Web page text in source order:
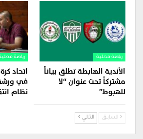
رياضة محلية
الأندية الهابطة تطلق بياناً
مشتركاً تحت عنوان “لا
للهبوط”
رياضة محلية
اتحاد
في
نظام
السابق التالي